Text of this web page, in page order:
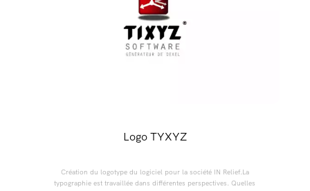
Logo TYXYZ
Création du logotype du logiciel pour la société IN Relief.La
typographie est travaillée dans différentes perspectives. Quelles